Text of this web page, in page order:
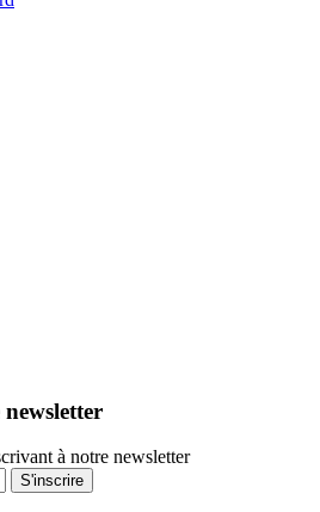
à notre newsletter
S'inscrire